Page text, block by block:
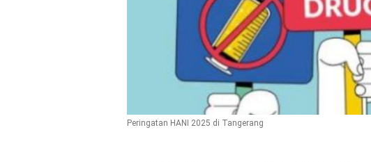
Peringatan HANI 2025 di Tangerang